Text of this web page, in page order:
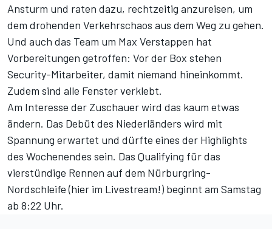
Ansturm und raten dazu, rechtzeitig anzureisen, um
dem drohenden Verkehrschaos aus dem Weg zu gehen.
Und auch das Team um Max Verstappen hat
Vorbereitungen getroffen: Vor der Box stehen
Security-Mitarbeiter, damit niemand hineinkommt.
Zudem sind alle Fenster verklebt.
Am Interesse der Zuschauer wird das kaum etwas
ändern. Das Debüt des Niederländers wird mit
Spannung erwartet und dürfte eines der Highlights
des Wochenendes sein. Das Qualifying für das
vierstündige Rennen auf dem Nürburgring-
Nordschleife (hier im Livestream!) beginnt am Samstag
ab 8:22 Uhr.